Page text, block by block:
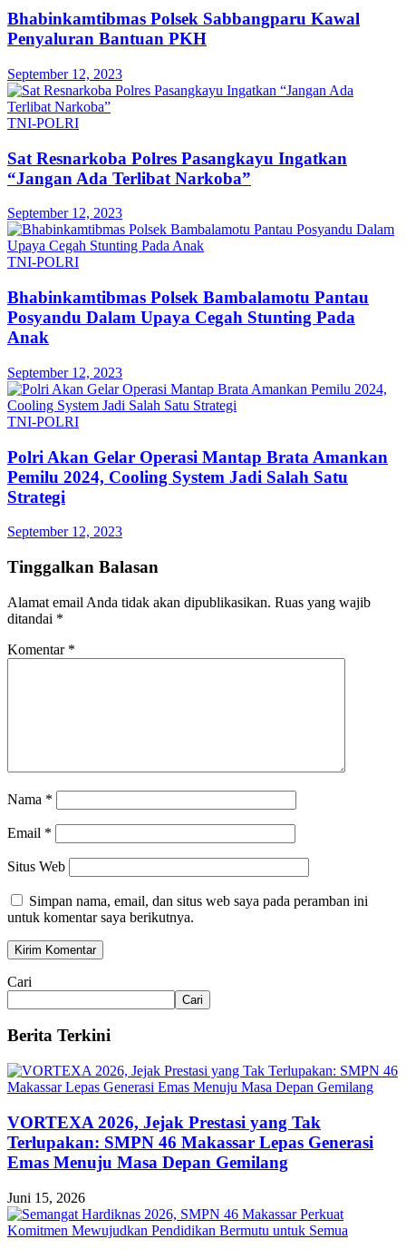
Bhabinkamtibmas Polsek Sabbangparu Kawal
Penyaluran Bantuan PKH
September 12, 2023
TNI-POLRI
Sat Resnarkoba Polres Pasangkayu Ingatkan
“Jangan Ada Terlibat Narkoba”
September 12, 2023
TNI-POLRI
Bhabinkamtibmas Polsek Bambalamotu Pantau
Posyandu Dalam Upaya Cegah Stunting Pada
Anak
September 12, 2023
TNI-POLRI
Polri Akan Gelar Operasi Mantap Brata Amankan
Pemilu 2024, Cooling System Jadi Salah Satu
Strategi
September 12, 2023
Tinggalkan Balasan
Alamat email Anda tidak akan dipublikasikan. Ruas yang wajib
ditandai *
Komentar *
Nama *
Email *
Situs Web
Simpan nama, email, dan situs web saya pada peramban ini
untuk komentar saya berikutnya.
Cari
Cari
Berita Terkini
VORTEXA 2026, Jejak Prestasi yang Tak
Terlupakan: SMPN 46 Makassar Lepas Generasi
Emas Menuju Masa Depan Gemilang
Juni 15, 2026